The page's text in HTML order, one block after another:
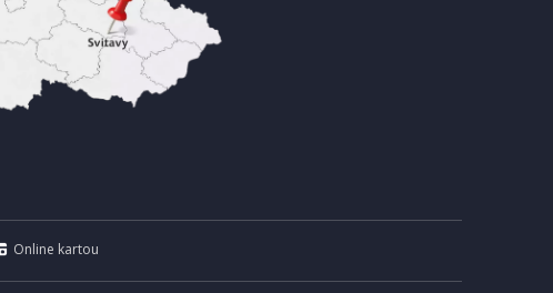
Online kartou